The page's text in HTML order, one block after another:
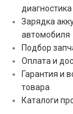
диагностика
Зарядка
автомобиля
Подбор
Оплата и
Гарантия и
товара
Каталоги